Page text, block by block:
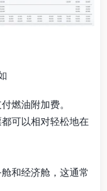
燃油附加费。
可以相对轻松地在
和经济舱，这通常